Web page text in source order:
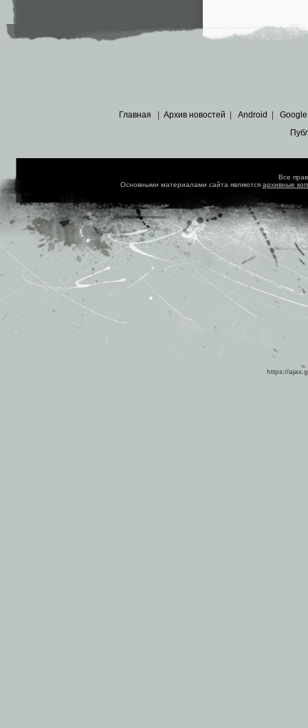
Главная Архив новостей Android Google
Все
Основными материалами сайта являются архивные
https://